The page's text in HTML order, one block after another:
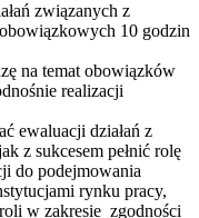
związanych z
10 godzin
na temat obowiązków
realizacji
ewaluacji działań z
z sukcesem pełnić rolę
do podejmowania
rynku pracy,
w zakresie zgodności